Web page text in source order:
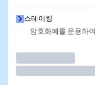
스테이킹
암호화폐를 운용하